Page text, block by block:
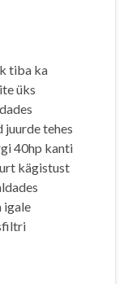
tiba ka
üks
tehes
40hp kanti
kägistust
igale